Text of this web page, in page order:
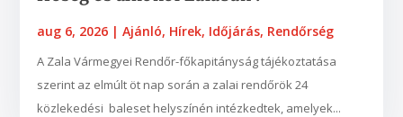
aug 6, 2026 |Ajánló, Hírek, Időjárás, Rendőrség
A Zala Vármegyei Rendőr-főkapitányság tájékoztatása
szerint az elmúlt öt nap során a zalai rendőrök 24
közlekedési baleset helyszínén intézkedtek, amelyek...